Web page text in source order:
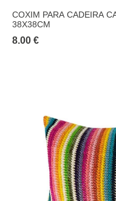
COXIM PARA CADEIRA
38X38CM
8.00 €